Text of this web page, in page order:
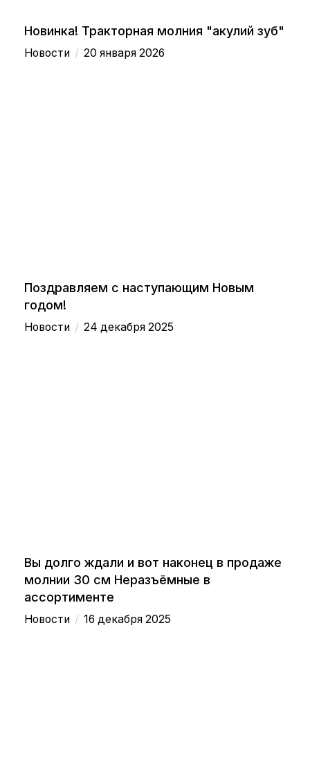
Новинка! Тракторная молния "акулий зуб"
Новости / 20 января 2026
Поздравляем с наступающим Новым
годом!
Новости / 24 декабря 2025
Вы долго ждали и вот наконец в продаже
молнии 30 см Неразъёмные в
ассортименте
Новости / 16 декабря 2025